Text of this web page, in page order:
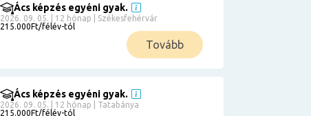
Ács képzés egyéni gyak.
2026. 09. 05. | 12 hónap | Székesfehérvár
215.000Ft/félév-tól
Tovább
Ács képzés egyéni gyak.
2026. 09. 05. | 12 hónap | Tatabánya
215.000Ft/félév-tól